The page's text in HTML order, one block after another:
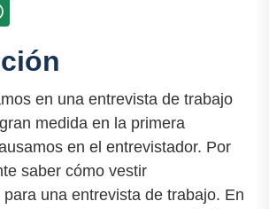
en una entrevista de trabajo
medida en la primera
en el entrevistador. Por
saber cómo vestir
una entrevista de trabajo. En